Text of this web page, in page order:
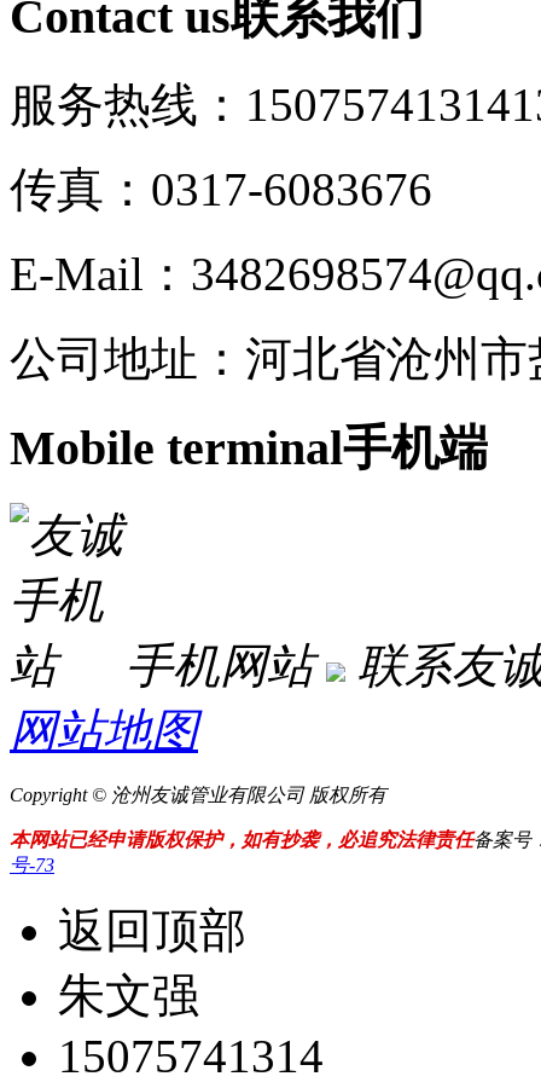
Contact us联系我们
服务热线：15075741314
传真：0317-6083676
E-Mail：
公司地址：河北省沧州
Mobile terminal手机端
手机网站
联系友
网站地图
Copyright © 沧州友诚管业有限公司 版权所有
本网站已经申请版权保护，如有抄袭，必追究法律责任备案号
号-73
返回顶部
朱文强
15075741314